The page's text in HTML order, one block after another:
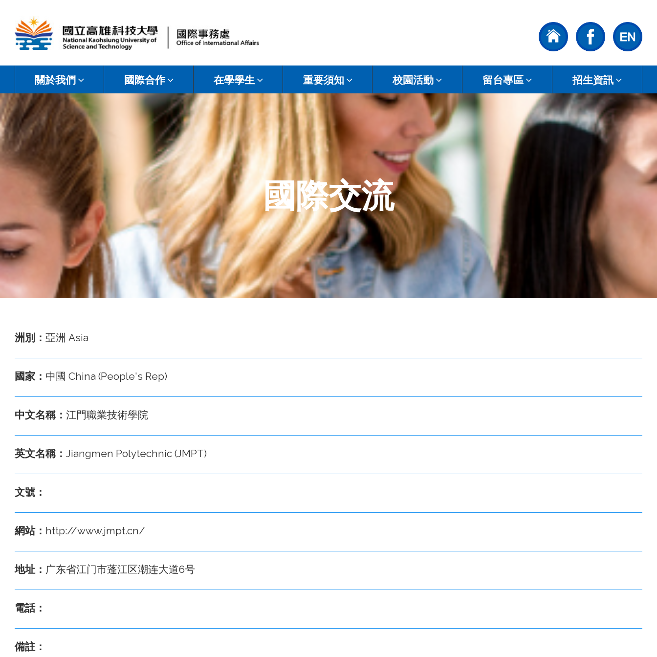
高
雄
科
技
學
事
務
處
關於我們 國際合作 在學學生 重要須知 校園活動 留台專區 招生資訊
國際交流
洲別： 亞洲 Asia
國家： 中國 China (People's Rep)
中文名稱： 江門職業技術學院
英文名稱： Jiangmen Polytechnic (JMPT)
文號：
網站： http://www.jmpt.cn/
地址： 广东省江门市蓬江区潮连大道6号
電話：
備註：